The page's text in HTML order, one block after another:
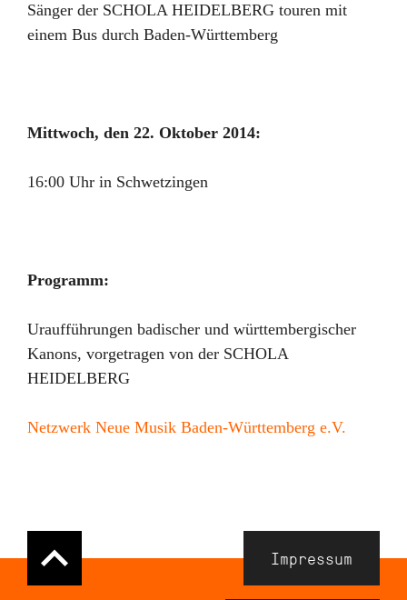
Sänger der SCHOLA HEIDELBERG touren mit
einem Bus durch Baden-Württemberg
Mittwoch, den 22. Oktober 2014:
16:00 Uhr in Schwetzingen
Programm:
Uraufführungen badischer und württembergischer
Kanons, vorgetragen von der SCHOLA
HEIDELBERG
Netzwerk Neue Musik Baden-Württemberg e.V.
Navigation
Meta
Impressum